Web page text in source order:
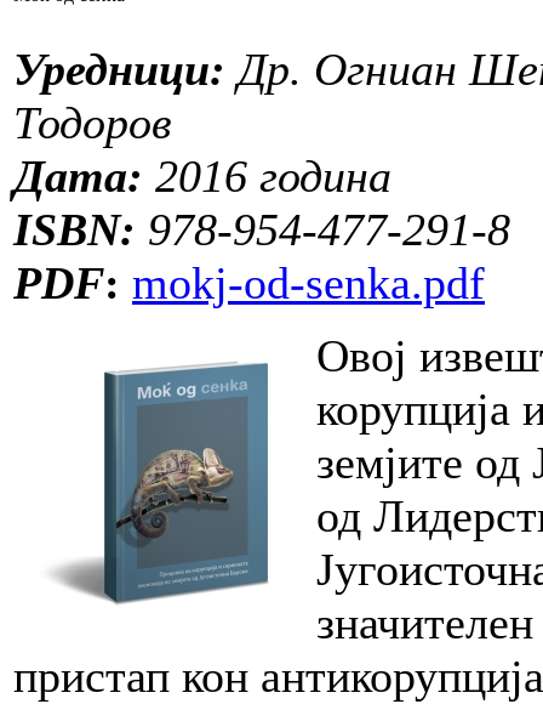
Уредници: Др. Огниан
Тодоров
Дата: 2016 година
ISBN: 978-954-477-291-8
PDF: mokj-od-senka.pdf
Овој
корупција
земјите од
од
пристап кон